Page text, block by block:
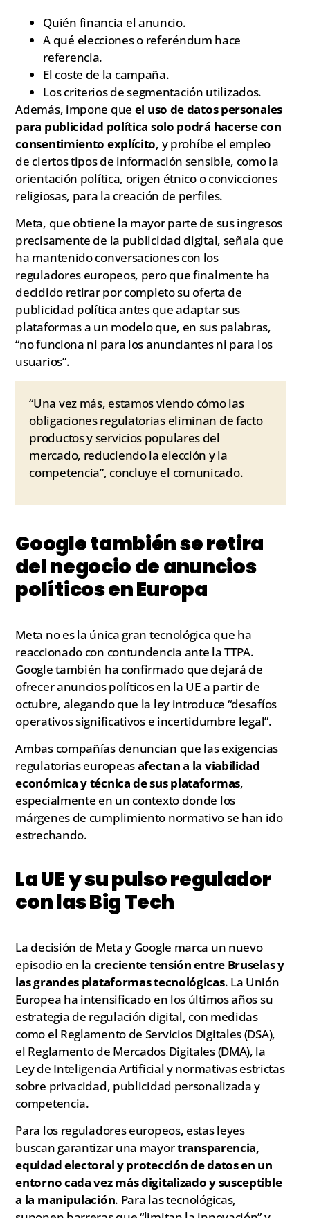
Quién financia el anuncio.
A qué elecciones o referéndum hace
referencia.
El coste de la campaña.
Los criterios de segmentación utilizados.
Además, impone que el uso de datos personales
para publicidad política solo podrá hacerse con
consentimiento explícito, y prohíbe el empleo
de ciertos tipos de información sensible, como la
orientación política, origen étnico o convicciones
religiosas, para la creación de perfiles.
Meta, que obtiene la mayor parte de sus ingresos
precisamente de la publicidad digital, señala que
ha mantenido conversaciones con los
reguladores europeos, pero que finalmente ha
decidido retirar por completo su oferta de
publicidad política antes que adaptar sus
plataformas a un modelo que, en sus palabras,
“no funciona ni para los anunciantes ni para los
usuarios”.
“Una vez más, estamos viendo cómo las
obligaciones regulatorias eliminan de facto
productos y servicios populares del
mercado, reduciendo la elección y la
competencia”, concluye el comunicado.
Google también se retira
del negocio de anuncios
políticos en Europa
Meta no es la única gran tecnológica que ha
reaccionado con contundencia ante la TTPA.
Google también ha confirmado que dejará de
ofrecer anuncios políticos en la UE a partir de
octubre, alegando que la ley introduce “desafíos
operativos significativos e incertidumbre legal”.
Ambas compañías denuncian que las exigencias
regulatorias europeasafectan a la viabilidad
económica y técnica de sus plataformas,
especialmente en un contexto donde los
márgenes de cumplimiento normativo se han ido
estrechando.
La UE y su pulso regulador
con las Big Tech
La decisión de Meta y Google marca un nuevo
episodio en la creciente tensión entre Bruselas y
las grandes plataformas tecnológicas. La Unión
Europea ha intensificado en los últimos años su
estrategia de regulación digital, con medidas
como el Reglamento de Servicios Digitales (DSA),
el Reglamento de Mercados Digitales (DMA), la
Ley de Inteligencia Artificial y normativas estrictas
sobre privacidad, publicidad personalizada y
competencia.
Para los reguladores europeos, estas leyes
buscan garantizar una mayortransparencia,
equidad electoral y protección de datos en un
entorno cada vez más digitalizado y susceptible
a la manipulación. Para las tecnológicas,